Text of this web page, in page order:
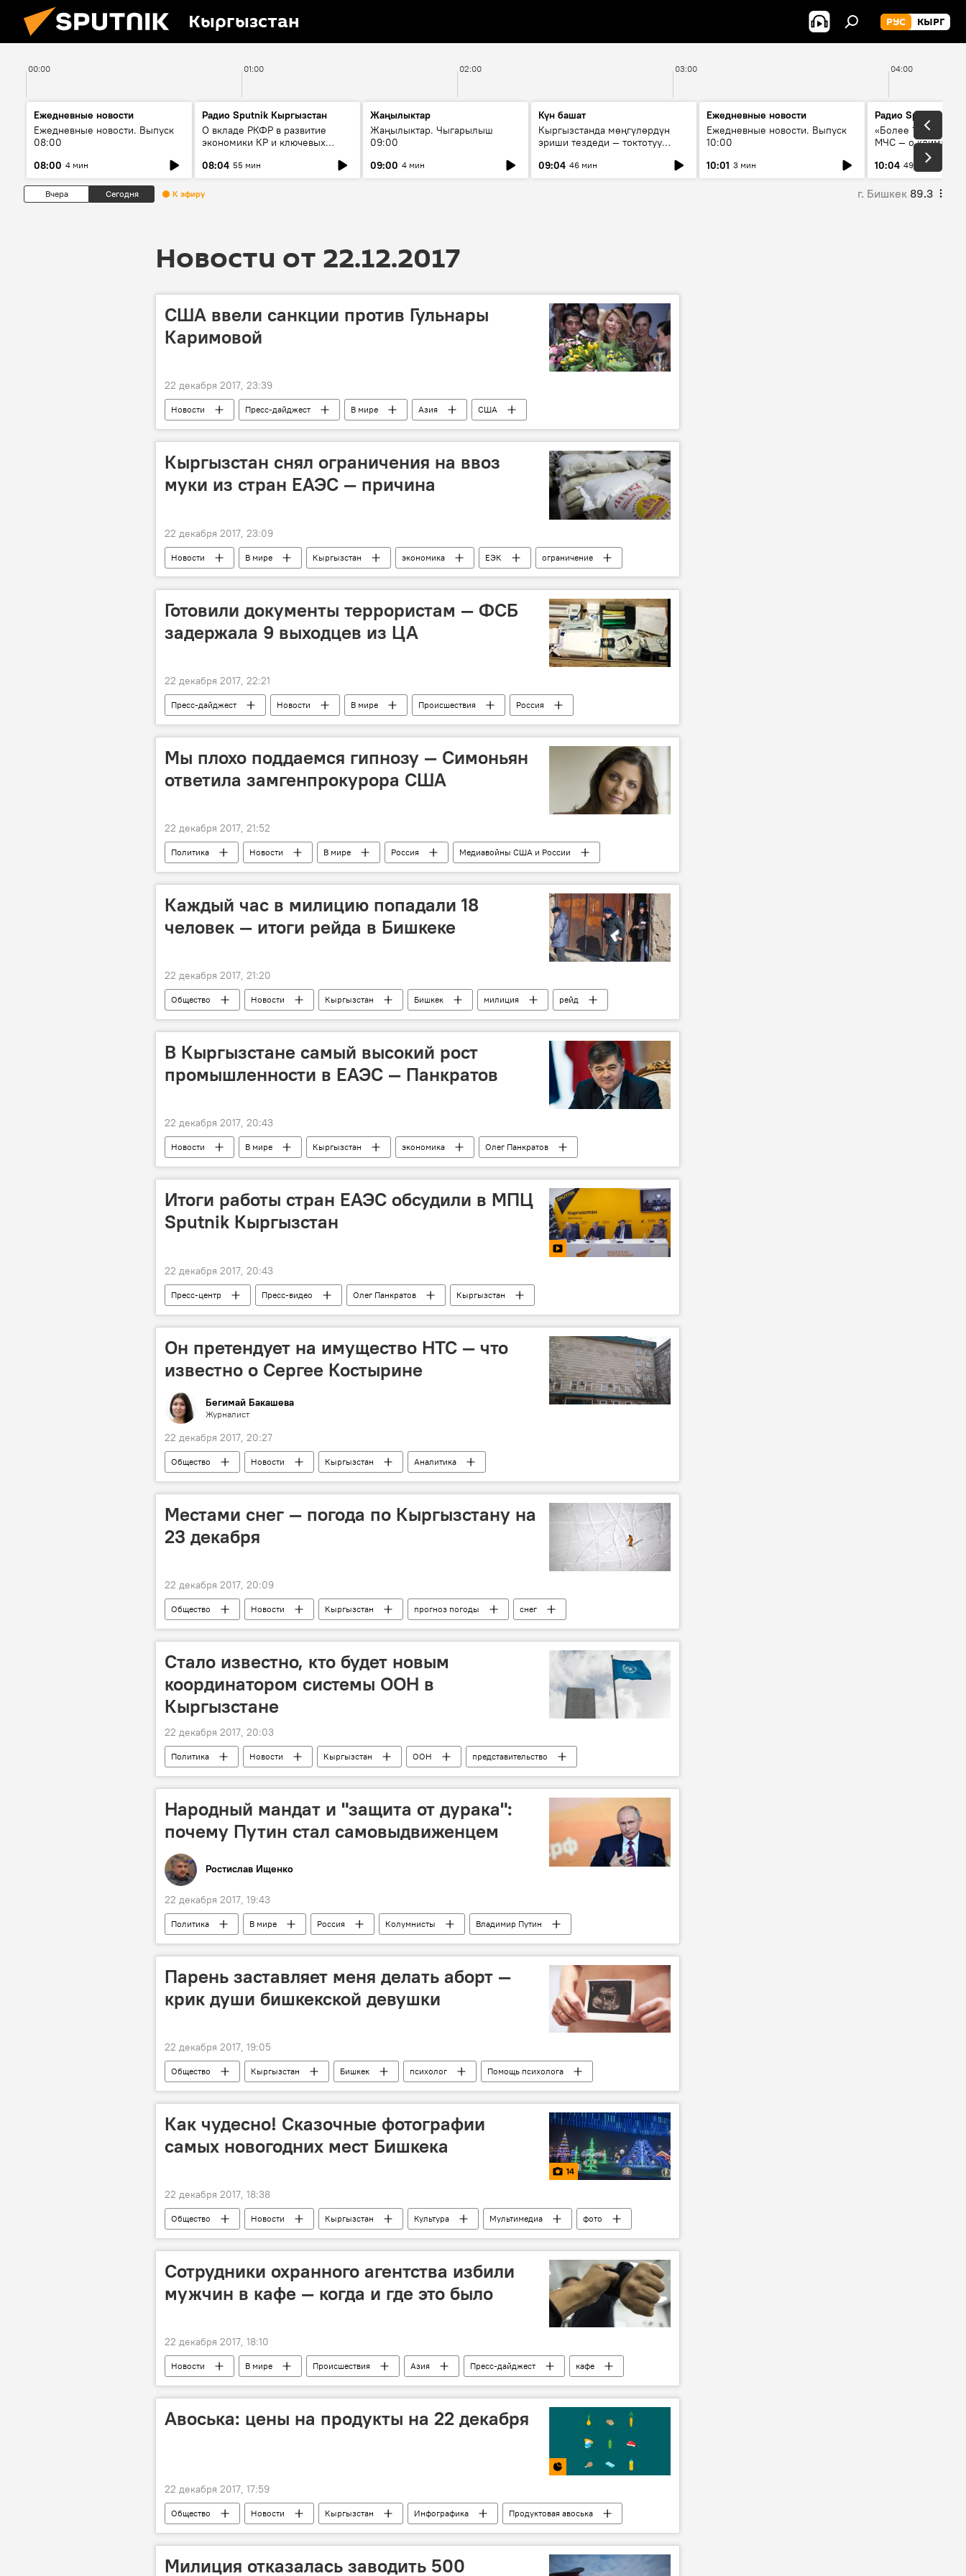
Кыргызстан РУС КЫРГ
00:00 01:00 02:00 03:00 04:00
Ежедневные новости
Ежедневные новости. Выпуск
08:00
08:00 4 мин
Радио Sputnik Кыргызстан
О вкладе РКФР в развитие
экономики КР и ключевых
08:04 55 мин
Жаңылыктар
Жаңылыктар. Чыгарылыш
09:00
09:00 4 мин
Күн башат
Кыргызстанда мөңгүлөрдүн
эриши тездеди — токтотуу
09:04 46 мин
Ежедневные новости
Ежедневные новости. Выпуск
10:00
10:01 3 мин
Радио Sputnik
«Более 1200 сёл в
МЧС — о климате,
системе
населения
10:04 49 мин
Вчера Сегодня К эфиру г. Бишкек 89.3
Новости от 22.12.2017
США ввели санкции против Гульнары
Каримовой
22 декабря 2017, 23:39
Новости Пресс-дайджест В мире Азия
США
Гульнара Каримова
санкции
Кыргызстан снял ограничения на ввоз
муки из стран ЕАЭС — причина
22 декабря 2017, 23:09
Новости В мире Кыргызстан экономика ЕЭК
ограничение
торговля
ввоз мука
Готовили документы террористам — ФСБ
задержала 9 выходцев из ЦА
22 декабря 2017, 22:21
Пресс-дайджест Новости В мире Происшествия
Россия
миграция
Центральная Азия ФСБ задержание
террористы
Мы плохо поддаемся гипнозу — Симоньян
ответила замгенпрокурора США
22 декабря 2017, 21:52
Политика Новости В мире Россия Медиавойны США и России
Каждый час в милицию попадали 18
человек — итоги рейда в Бишкеке
22 декабря 2017, 21:20
Общество Новости Кыргызстан Бишкек милиция рейд
В Кыргызстане самый высокий рост
промышленности в ЕАЭС — Панкратов
22 декабря 2017, 20:43
Новости В мире Кыргызстан экономика Олег Панкратов
Итоги работы стран ЕАЭС обсудили в МПЦ
Sputnik Кыргызстан
22 декабря 2017, 20:43
Пресс-центр Пресс-видео Олег Панкратов Кыргызстан
Он претендует на имущество НТС — что
известно о Сергее Костырине
Бегимай Бакашева
Журналист
22 декабря 2017, 20:27
Общество Новости Кыргызстан
Аналитика
Ситуация вокруг телеканала НТС
Местами снег — погода по Кыргызстану на
23 декабря
22 декабря 2017, 20:09
Общество Новости Кыргызстан прогноз погоды
снег
погода в Кыргызстане
Стало известно, кто будет новым
координатором системы ООН в
Кыргызстане
22 декабря 2017, 20:03
Политика Новости Кыргызстан ООН представительство
Народный мандат и "защита от дурака":
почему Путин стал самовыдвиженцем
Ростислав Ищенко
22 декабря 2017, 19:43
Политика В мире Россия Колумнисты
Владимир Путин
Ростислав Ищенко
Выборы президента России
Парень заставляет меня делать аборт —
крик души бишкекской девушки
22 декабря 2017, 19:05
Общество Кыргызстан Бишкек психолог Помощь психолога
Как чудесно! Сказочные фотографии
самых новогодних мест Бишкека
14
22 декабря 2017, 18:38
Общество Новости Кыргызстан Культура Мультимедиа
фото
Новый 2018 год в Бишкеке
Главная елка Кыргызстана на площади Ала-Тоо
Бишкек
Сотрудники охранного агентства избили
мужчин в кафе — когда и где это было
22 декабря 2017, 18:10
Новости В мире Происшествия Азия Пресс-дайджест
кафе
избиение
видео Кыргызстан
Авоська: цены на продукты на 22 декабря
22 декабря 2017, 17:59
Общество Новости Кыргызстан Инфографика
Продуктовая авоська
Мультимедиа
Токмок базар рынок продукты
магазин
Милиция отказалась заводить 500